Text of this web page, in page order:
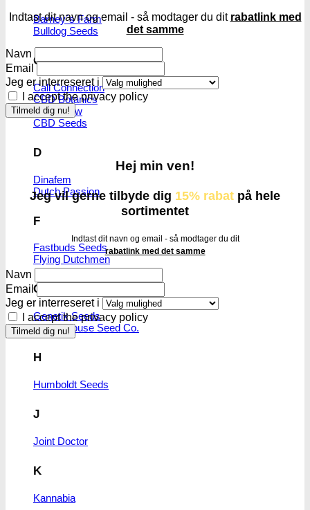
Barney´s Farm
Bulldog Seeds
C
Cali Connection
CBD Botanics
CBD Crew
CBD Seeds
D
Dinafem
Dutch Passion
F
Fastbuds Seeds
Flying Dutchmen
G
Genetik Seeds
Green House Seed Co.
H
Humboldt Seeds
J
Joint Doctor
K
Kannabia
Indtast dit navn og email - så modtager du dit rabatlink med
det samme
Navn
Email
Jeg er interreseret i
I accept the privacy policy
Hej min ven!
Jeg vil gerne tilbyde dig 15% rabat på hele
sortimentet
Indtast dit navn og email - så modtager du dit
rabatlink med det samme
Navn
Email
Jeg er interreseret i
I accept the privacy policy